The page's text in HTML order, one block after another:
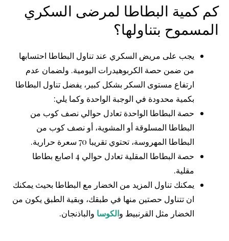
كم كمية البطاطا لمرضى السكري
المسموح بتناولها؟
يجب على مريض السكري عند تناول البطاطا احتسابها
من ضمن حصة الكربوهيدرات اليومية. ولضمان عدم
ارتفاع مستوى السكر بشكل كبير، يفضل تناول البطاطا
بكمية محدودة في الوجبة الواحدة وكما يلي:
حصة البطاطا الواحدة تعادل حوالي نصف كوب من
البطاطا المسلوقة أو المشوية، أو نصف كوب من
البطاطا المهروسة، تحتوي تقريبا 70 سعرة حرارية.
حصة البطاطا المقلية تعادل حوالي 4 اصابع بطاطا
مقلية.
يمكنك تناول المزيد من الخضار مع البطاطا بحيث يمكنك
ان تتناول حصتين منها في طبقك، وبقية الطبق يكون من
الخضار مثل القرنبيط والكوسا والباذنجان.